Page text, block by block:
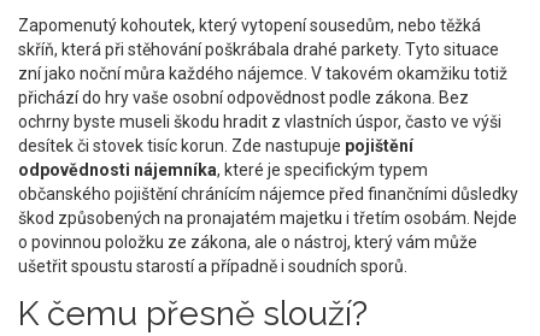
Zapomenutý kohoutek, který vytopení sousedům, nebo těžká
skříň, která při stěhování poškrábala drahé parkety. Tyto situace
zní jako noční můra každého nájemce. V takovém okamžiku totiž
přichází do hry vaše osobní odpovědnost podle zákona. Bez
ochrny byste museli škodu hradit z vlastních úspor, často ve výši
desítek či stovek tisíc korun. Zde nastupuje pojištění
odpovědnosti nájemníka, které je specifickým typem
občanského pojištění chránícím nájemce před finančními důsledky
škod způsobených na pronajatém majetku i třetím osobám Nejde
o povinnou položku ze zákona, ale o nástroj, který vám může
ušetřit spoustu starostí a případně i soudních sporů.
K čemu přesně slouží?